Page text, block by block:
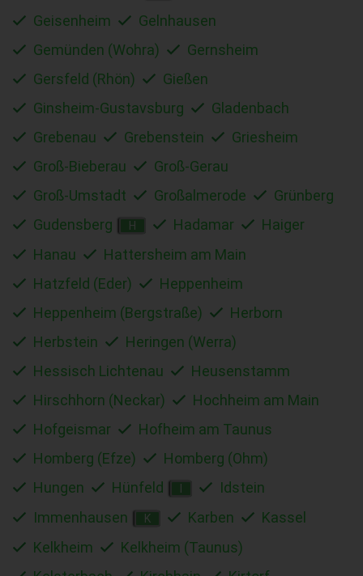
Geisenheim
Gelnhausen
Gemünden (Wohra)
Gernsheim
Gersfeld (Rhön)
Gießen
Ginsheim-Gustavsburg
Gladenbach
Grebenau
Grebenstein
Griesheim
Groß-Bieberau
Groß-Gerau
Groß-Umstadt
Großalmerode
Grünberg
Gudensberg
H Hadamar
Haiger
Hanau
Hattersheim am Main
Hatzfeld (Eder)
Heppenheim
Heppenheim (Bergstraße)
Herborn
Herbstein
Heringen (Werra)
Hessisch Lichtenau
Heusenstamm
Hirschhorn (Neckar)
Hochheim am Main
Hofgeismar
Hofheim am Taunus
Homberg (Efze)
Homberg (Ohm)
Hungen
Hünfeld
Idstein
Immenhausen
K Karben
Kassel
Kelkheim
Kelkheim (Taunus)